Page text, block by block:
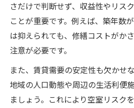
さだけで判断せず、収益性やリス
ことが重要です。例えば、築年数
は抑えられても、修繕コストがか
注意が必要です。
また、賃貸需要の安定性も欠かせ
地域の人口動態や周辺の生活利便
ましょう。これにより空室リスク